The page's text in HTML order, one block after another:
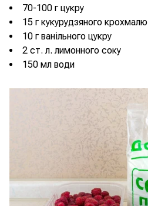
70-100 г цукру
15 г кукурудзяного крохмалю
10 г ванільного цукру
2 ст. л. лимонного соку
150 мл води